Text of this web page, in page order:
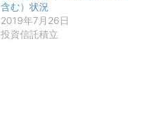
含む）状況
2019年7月26日
投資信託積立